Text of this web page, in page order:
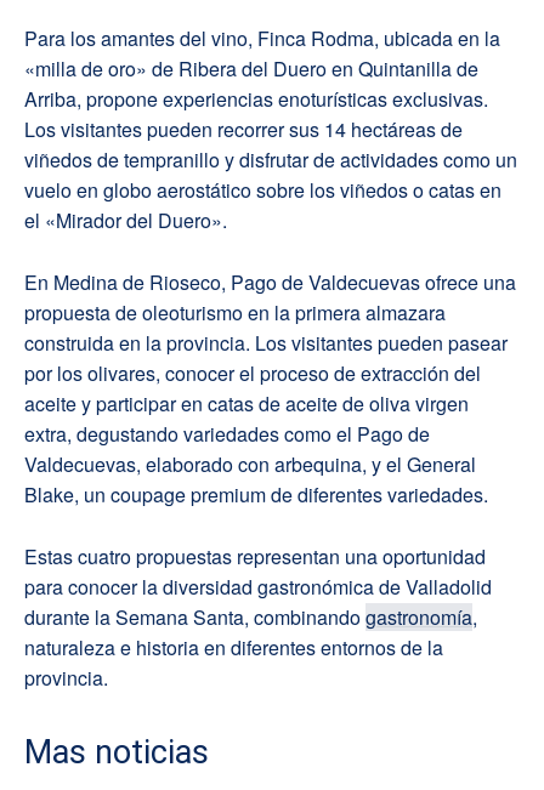
Para los amantes del vino, Finca Rodma, ubicada en la
«milla de oro» de Ribera del Duero en Quintanilla de
Arriba, propone experiencias enoturísticas exclusivas.
Los visitantes pueden recorrer sus 14 hectáreas de
viñedos de tempranillo y disfrutar de actividades como un
vuelo en globo aerostático sobre los viñedos o catas en
el «Mirador del Duero».
En Medina de Rioseco, Pago de Valdecuevas ofrece una
propuesta de oleoturismo en la primera almazara
construida en la provincia. Los visitantes pueden pasear
por los olivares, conocer el proceso de extracción del
aceite y participar en catas de aceite de oliva virgen
extra, degustando variedades como el Pago de
Valdecuevas, elaborado con arbequina, y el General
Blake, un coupage premium de diferentes variedades.
Estas cuatro propuestas representan una oportunidad
para conocer la diversidad gastronómica de Valladolid
durante la Semana Santa, combinandogastronomía,
naturaleza e historia en diferentes entornos de la
provincia.
Mas noticias